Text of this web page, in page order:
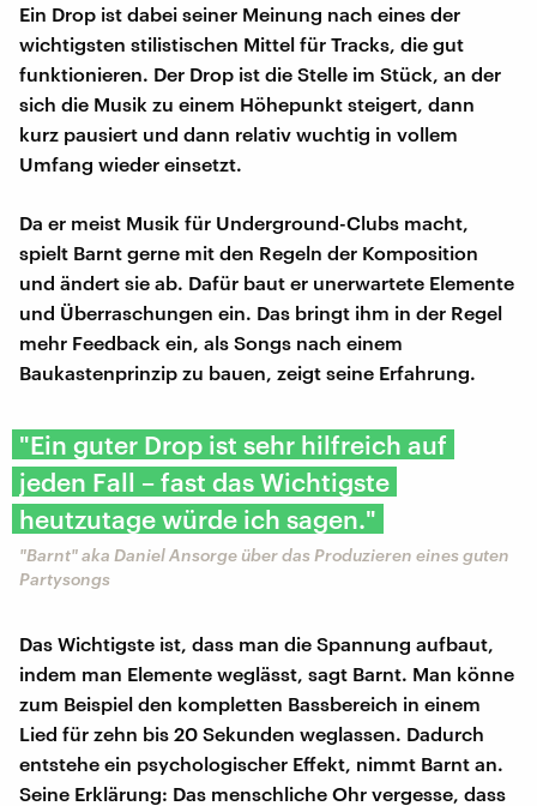
Ein Drop ist dabei seiner Meinung nach eines der
wichtigsten stilistischen Mittel für Tracks, die gut
funktionieren. Der Drop ist die Stelle im Stück, an der
sich die Musik zu einem Höhepunkt steigert, dann
kurz pausiert und dann relativ wuchtig in vollem
Umfang wieder einsetzt.
Da er meist Musik für Underground-Clubs macht,
spielt Barnt gerne mit den Regeln der Komposition
und ändert sie ab. Dafür baut er unerwartete Elemente
und Überraschungen ein. Das bringt ihm in der Regel
mehr Feedback ein, als Songs nach einem
Baukastenprinzip zu bauen, zeigt seine Erfahrung.
"Ein guter Drop ist sehr hilfreich auf
jeden Fall – fast das Wichtigste
heutzutage würde ich sagen."
"Barnt" aka Daniel Ansorge über das Produzieren eines guten
Partysongs
Das Wichtigste ist, dass man die Spannung aufbaut,
indem man Elemente weglässt, sagt Barnt. Man könne
zum Beispiel den kompletten Bassbereich in einem
Lied für zehn bis 20 Sekunden weglassen. Dadurch
entstehe ein psychologischer Effekt, nimmt Barnt an.
Seine Erklärung: Das menschliche Ohr vergesse, dass